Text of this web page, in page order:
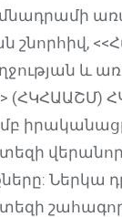
շնորհիվ,
և
(ՀԿՀԱԱՇՄ)
Ներկա